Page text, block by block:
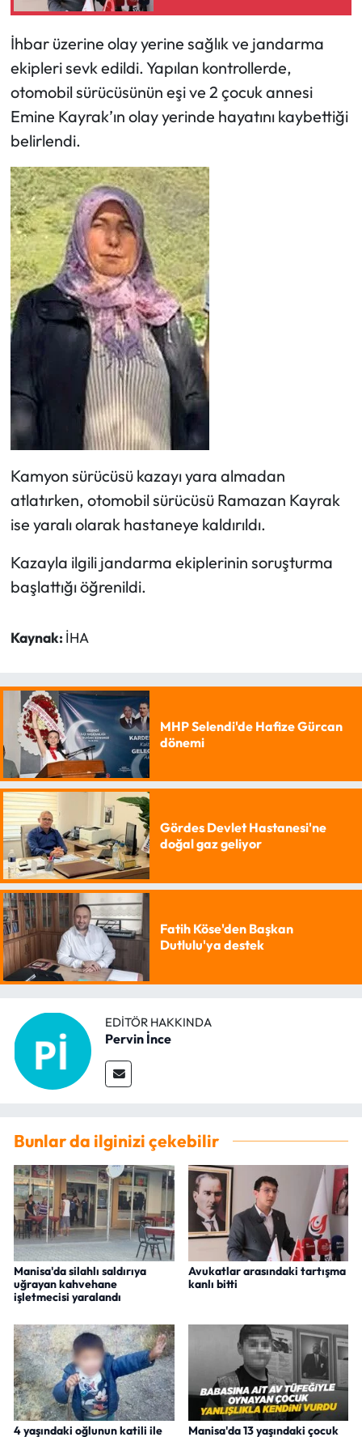
İhbar üzerine olay yerine sağlık ve jandarma
ekipleri sevk edildi. Yapılan kontrollerde,
otomobil sürücüsünün eşi ve 2 çocuk annesi
Emine Kayrak’ın olay yerinde hayatını kaybettiği
belirlendi.
Kamyon sürücüsü kazayı yara almadan
atlatırken, otomobil sürücüsü Ramazan Kayrak
ise yaralı olarak hastaneye kaldırıldı.
Kazayla ilgili jandarma ekiplerinin soruşturma
başlattığı öğrenildi.
Kaynak: İHA
MHP Selendi'de Hafize Gürcan
dönemi
Gördes Devlet Hastanesi'ne
doğal gaz geliyor
Fatih Köse'den Başkan
Dutlulu'ya destek
EDITÖR HAKKINDA
Pervin İnce
Bunlar da ilginizi çekebilir
Manisa'da silahlı saldırıya
uğrayan kahvehane
işletmecisi yaralandı
Avukatlar arasındaki tartışma
kanlı bitti
4 yaşındaki oğlunun katili ile
Manisa'da 13 yaşındaki çocuk